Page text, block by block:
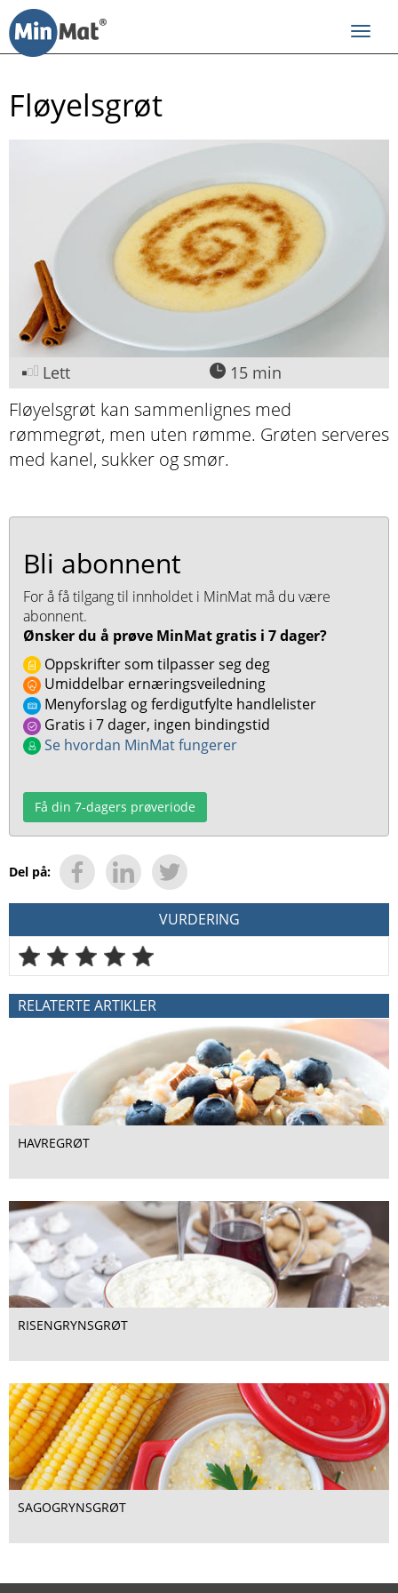
innhold
Fløyelsgrøt
Lett 15 min
Fløyelsgrøt kan sammenlignes med
rømmegrøt, men uten rømme. Grøten serveres
med kanel, sukker og smør.
Bli abonnent
For å få tilgang til innholdet i MinMat må du være
abonnent.
Ønsker du å prøve MinMat gratis i 7 dager?
Oppskrifter som tilpasser seg deg
Umiddelbar ernæringsveiledning
Menyforslag og ferdigutfylte handlelister
Gratis i 7 dager, ingen bindingstid
Se hvordan MinMat fungerer
Få din 7-dagers prøveriode
Del på:
VURDERING
RELATERTE ARTIKLER
HAVREGRØT
RISENGRYNSGRØT
SAGOGRYNSGRØT